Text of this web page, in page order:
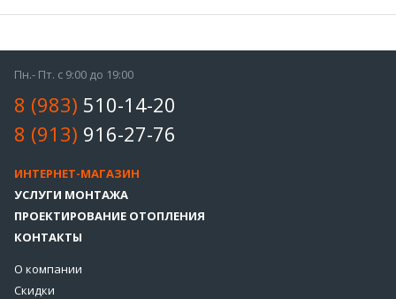
Пн.- Пт. с 9:00 до 19:00
8 (983) 510-14-20
8 (913) 916-27-76
ИНТЕРНЕТ-МАГАЗИН
УСЛУГИ МОНТАЖА
ПРОЕКТИРОВАНИЕ ОТОПЛЕНИЯ
КОНТАКТЫ
О компании
Скидки